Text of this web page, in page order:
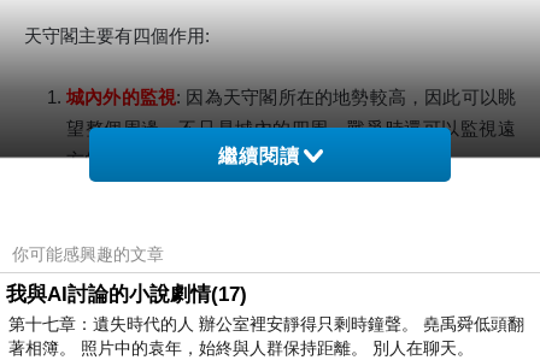
天守閣主要有四個作用:
城內外的監視: 因為天守閣所在的地勢較高，因此可以眺
望整個周邊。不只是城內的四周，戰爭時還可以監視遠
方的敵人。
到了戰爭時則成為避難的場所
倉庫: 除了上述作用之外，因江戶時代之後戰亂漸少，因
此不少天守閣則變成武將儲存糧食或置放物品使用
繼續閱讀
你可能感興趣的文章
我與AI討論的小說劇情(17)
第十七章：遺失時代的人 辦公室裡安靜得只剩時鐘聲。 堯禹舜低頭翻
著相簿。 照片中的袁年，始終與人群保持距離。 別人在聊天。